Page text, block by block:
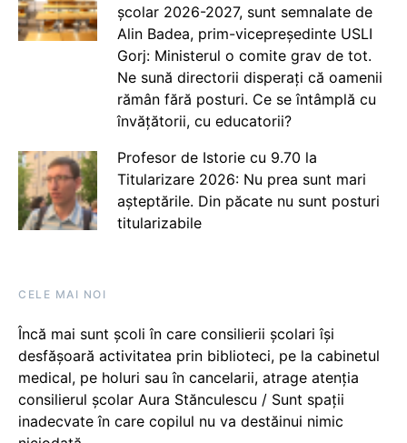
școlar 2026-2027, sunt semnalate de
Alin Badea, prim-vicepreședinte USLI
Gorj: Ministerul o comite grav de tot.
Ne sună directorii disperați că oamenii
rămân fără posturi. Ce se întâmplă cu
învățătorii, cu educatorii?
Profesor de Istorie cu 9.70 la
Titularizare 2026: Nu prea sunt mari
așteptările. Din păcate nu sunt posturi
titularizabile
CELE MAI NOI
Încă mai sunt școli în care consilierii școlari își
desfășoară activitatea prin biblioteci, pe la cabinetul
medical, pe holuri sau în cancelarii, atrage atenția
consilierul școlar Aura Stănculescu / Sunt spații
inadecvate în care copilul nu va destăinui nimic